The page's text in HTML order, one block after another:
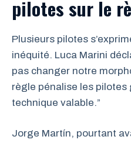
pilotes sur le
Plusieurs pilotes
inéquité. Luca Marini
pas changer notre
règle pénalise les pilotes
technique valable.”
Jorge Martín, pourtant